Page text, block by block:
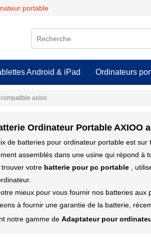
portable
Android & iPad Ordinateurs
axioo
Ordinateur Portable AXIOO
de batteries pour ordinateur portable est sur
assemblés dans une usine qui répond à
votre batterie pour pc portable,
mieux pour vous fournir nos batteries aux
à fournir une garantie de la batterie,
notre gamme de Adaptateur pour